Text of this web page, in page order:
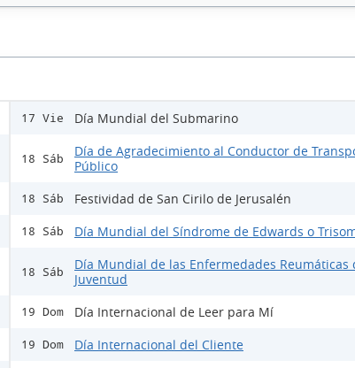
17 Vie Día Mundial del Submarino
18 Sáb
Día de Agradecimiento al Conductor de
Público
18 Sáb Festividad de San Cirilo de Jerusalén
18 Sáb Día Mundial del Síndrome de Edwards o
18 Sáb
Día Mundial de las Enfermedades Reumáticas
Juventud
19 Dom Día Internacional de Leer para Mí
19 Dom Día Internacional del Cliente